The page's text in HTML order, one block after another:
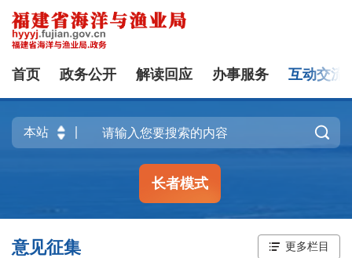
首页 政务公开 解读回应 办事服务 互动交流

长者模式
意见征集 更多栏目